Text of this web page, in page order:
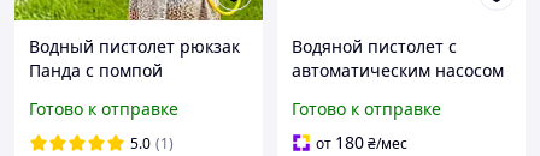
Водный пистолет рюкзак
Панда с помпой
пистолет для детей с
баллоном для воды
Готово к отправке
5.0 (1)
Водяной пистолет с
автоматическим насосом
Бластер на аккумуляторе
Черно-белый
Готово к отправке
от 180₴/мес